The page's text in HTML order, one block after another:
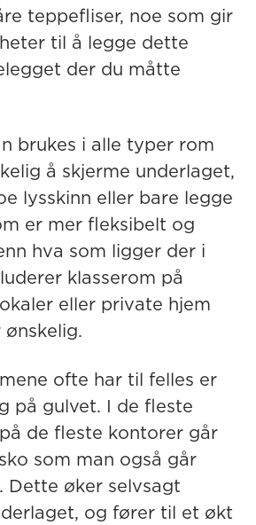
teppefliser, noe som gir
til å legge dette
der du måtte
brukes i alle typer rom
å skjerme underlaget,
lysskinn eller bare legge
er mer fleksibelt og
hva som ligger der i
klasserom på
eller private hjem
ofte har til felles er
på gulvet. I de fleste
de fleste kontorer går
som man også går
Dette øker selvsagt
og fører til et økt